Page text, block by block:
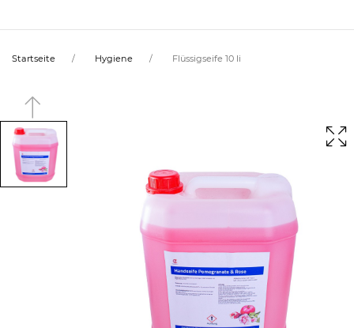
Startseite Hygiene Flüssigseife 10 li